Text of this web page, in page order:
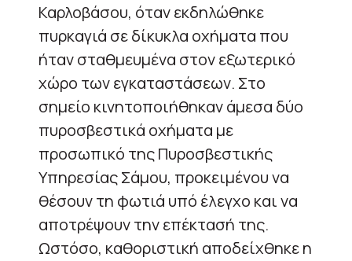
Καρλοβάσου, όταν εκδηλώθηκε
πυρκαγιά σε δίκυκλα οχήματα που
ήταν σταθμευμένα στον εξωτερικό
χώρο των εγκαταστάσεων. Στο
σημείο κινητοποιήθηκαν άμεσα δύο
πυροσβεστικά οχήματα με
προσωπικό της Πυροσβεστικής
Υπηρεσίας Σάμου, προκειμένου να
θέσουν τη φωτιά υπό έλεγχο και να
αποτρέψουν την επέκτασή της.
Ωστόσο, καθοριστική αποδείχθηκε η